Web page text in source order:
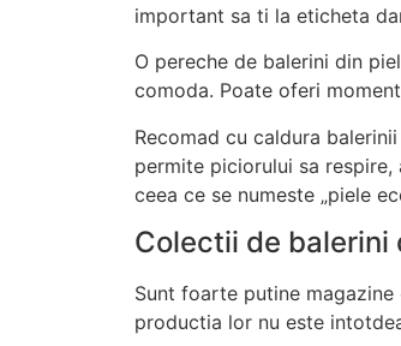
important sa ti la eticheta
O pereche de balerini din
comoda. Poate oferi
Recomad cu caldura
permite piciorului sa
ceea ce se numeste „piele
Colectii de balerini
Sunt foarte putine
productia lor nu este